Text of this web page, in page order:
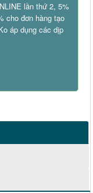
lần thứ 2, 5%
cho đơn hàng tạo
áp dụng các dịp